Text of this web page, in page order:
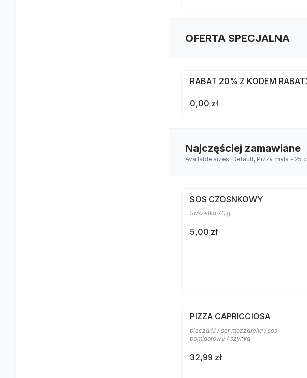
OFERTA SPECJALNA
RABAT 20% Z KODEM
0,00 zł
Najczęściej zamawiane
Available sizes: Default, Pizza mała -
SOS CZOSNKOWY
Saszetka 70 g
5,00 zł
PIZZA CAPRICCIOSA
pieczarki / ser mozzarella / sos
pomidorowy / szynka
32,99 zł